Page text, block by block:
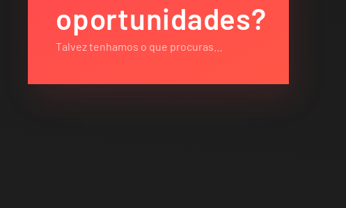
oportunidades?
Talvez tenhamos o que procuras…